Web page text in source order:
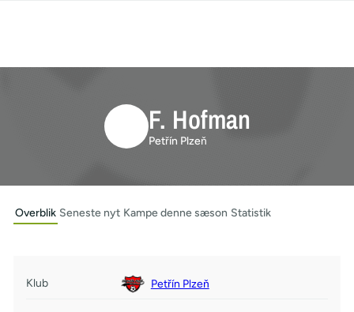
F. Hofman
Petřín Plzeň
Overblik Seneste nyt Kampe denne sæson Statistik
Klub Petřín Plzeň